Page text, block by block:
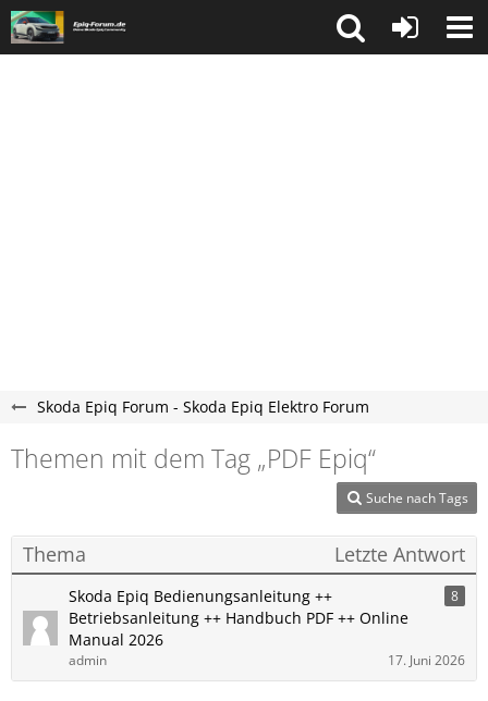
Skoda Epiq Forum - Skoda Epiq Elektro Forum
Themen mit dem Tag „PDF Epiq“
Suche nach Tags
Thema Letzte Antwort
Skoda ​Epiq Bedienungsanleitung ++
Betriebsanleitung ++ Handbuch PDF ++ Online
Manual 2026
8
admin 17. Juni 2026